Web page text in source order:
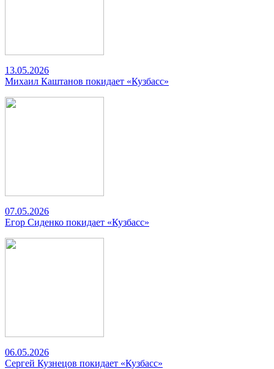
13.05.2026
Михаил Каштанов покидает «Кузбасс»
07.05.2026
Егор Сиденко покидает «Кузбасс»
06.05.2026
Сергей Кузнецов покидает «Кузбасс»